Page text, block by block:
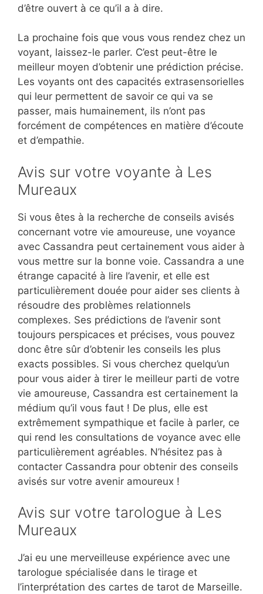
d’être ouvert à ce qu’il a à dire.
La prochaine fois que vous vous rendez chez un
voyant, laissez-le parler. C’est peut-être le
meilleur moyen d’obtenir une prédiction précise.
Les voyants ont des capacités extrasensorielles
qui leur permettent de savoir ce qui va se
passer, mais humainement, ils n’ont pas
forcément de compétences en matière d’écoute
et d’empathie.
Avis sur votre voyante à Les
Mureaux
Si vous êtes à la recherche de conseils avisés
concernant votre vie amoureuse, une voyance
avec Cassandra peut certainement vous aider à
vous mettre sur la bonne voie. Cassandra a une
étrange capacité à lire l’avenir, et elle est
particulièrement douée pour aider ses clients à
résoudre des problèmes relationnels
complexes. Ses prédictions de l’avenir sont
toujours perspicaces et précises, vous pouvez
donc être sûr d’obtenir les conseils les plus
exacts possibles. Si vous cherchez quelqu’un
pour vous aider à tirer le meilleur parti de votre
vie amoureuse, Cassandra est certainement la
médium qu’il vous faut ! De plus, elle est
extrêmement sympathique et facile à parler, ce
qui rend les consultations de voyance avec elle
particulièrement agréables. N’hésitez pas à
contacter Cassandra pour obtenir des conseils
avisés sur votre avenir amoureux !
Avis sur votre tarologue à Les
Mureaux
J’ai eu une merveilleuse expérience avec une
tarologue spécialisée dans le tirage et
l’interprétation des cartes de tarot de Marseille.